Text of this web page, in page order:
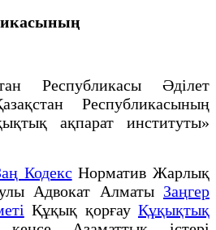
Республикасы Әділет
Республикасының
ақпарат институты»
Кодекс Норматив Жарлық
Адвокат Алматы Заңгер
Құқық қорғауҚұқықтық